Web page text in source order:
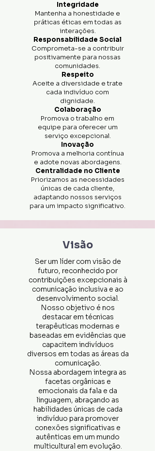
Integridade
Mantenha a honestidade e
práticas éticas em todas as
interações.
Responsabilidade Social
Comprometa-se a contribuir
positivamente para nossas
comunidades.
Respeito
Aceite a diversidade e trate
cada indivíduo com
dignidade.
Colaboração
Promova o trabalho em
equipe para oferecer um
serviço excepcional.
Inovação
Promova a melhoria contínua
e adote novas abordagens.
Centralidade no Cliente
Priorizamos as necessidades
únicas de cada cliente,
adaptando nossos serviços
para um impacto significativo.
Visão
Ser um líder com visão de
futuro, reconhecido por
contribuições excepcionais à
comunicação inclusiva e ao
desenvolvimento social.
Nosso objetivo é nos
destacar em técnicas
terapêuticas modernas e
baseadas em evidências que
capacitem indivíduos
diversos em todas as áreas da
comunicação.
Nossa abordagem integra as
facetas orgânicas e
emocionais da fala e da
linguagem, abraçando as
habilidades únicas de cada
indivíduo para promover
conexões significativas e
autênticas em um mundo
multicultural em evolução.